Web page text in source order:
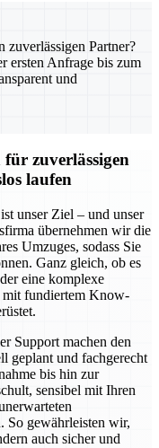
zuverlässigen Partner?
ersten Anfrage bis zum
und
zuverlässigen
laufen
unser Ziel – und unser
übernehmen wir die
Umzuges, sodass Sie
Ganz gleich, ob es
eine komplexe
mit fundiertem Know-
Support machen den
geplant und fachgerecht
bis hin zur
sensibel mit Ihren
So gewährleisten wir,
auch sicher und